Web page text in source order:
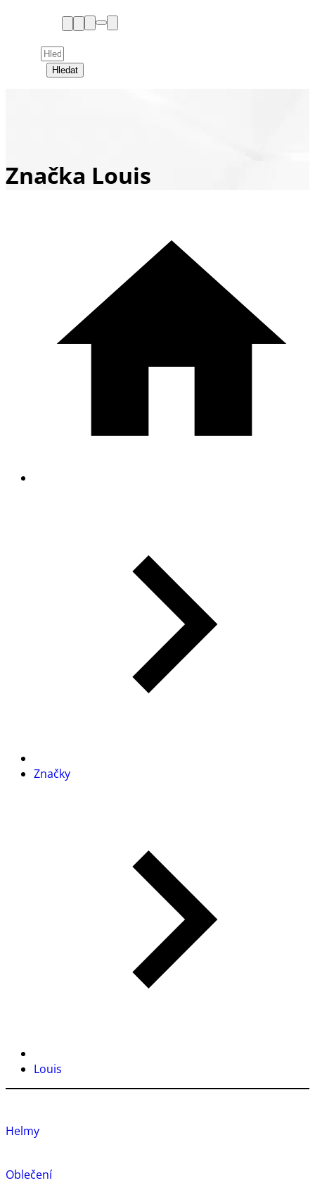
Hledat
Značka Louis
Značky
Louis
Helmy
Oblečení